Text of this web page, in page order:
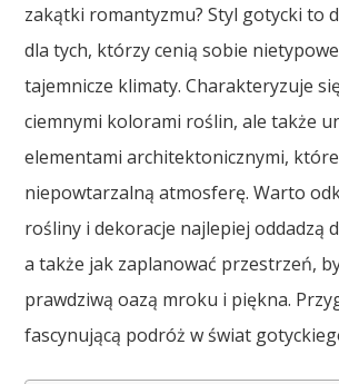
zakątki romantyzmu? Styl gotycki to
dla tych, którzy cenią sobie
tajemnicze klimaty. Charakteryzuje
ciemnymi kolorami roślin, ale także
elementami architektonicznymi,
niepowtarzalną atmosferę. Warto
rośliny i dekoracje najlepiej oddadzą
a także jak zaplanować przestrzeń,
prawdziwą oazą mroku i piękna.
fascynującą podróż w świat